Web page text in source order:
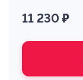
11 230 ₽